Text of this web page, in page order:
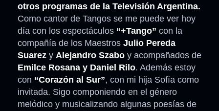
otros programas de la Televisión Argentina.
Como cantor de Tangos se me puede ver hoy
día con los espectáculos “+Tango” con la
compañía de los Maestros Julio Pereda
Suarez y Alejandro Szabo y acompañados de
Emilce Rosana y Daniel Rilo. Además estoy
con “Corazón al Sur”, con mi hija Sofía como
invitada. Sigo componiendo en el género
melódico y musicalizando algunas poesías de